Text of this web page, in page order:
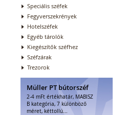
Speciális széfek
Fegyverszekrények
Hotelszéfek
Egyéb tárolók
Kiegészítők széfhez
Széfzárak
Trezorok
Müller PT bútorszéf
2-4 mFt értékhatár, MABISZ
B kategória, 7 különböző
méret, kéttollú...